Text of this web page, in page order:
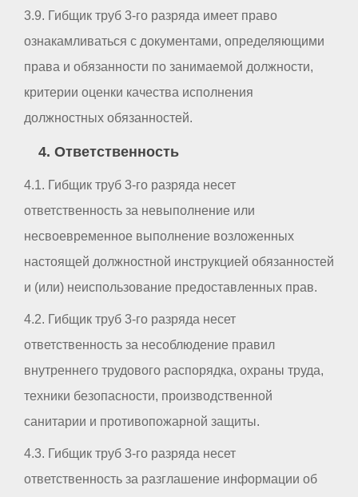
3.9. Гибщик труб 3-го разряда имеет право
ознакамливаться с документами, определяющими
права и обязанности по занимаемой должности,
критерии оценки качества исполнения
должностных обязанностей.
4. Ответственность
4.1. Гибщик труб 3-го разряда несет
ответственность за невыполнение или
несвоевременное выполнение возложенных
настоящей должностной инструкцией обязанностей
и (или) неиспользование предоставленных прав.
4.2. Гибщик труб 3-го разряда несет
ответственность за несоблюдение правил
внутреннего трудового распорядка, охраны труда,
техники безопасности, производственной
санитарии и противопожарной защиты.
4.3. Гибщик труб 3-го разряда несет
ответственность за разглашение информации об